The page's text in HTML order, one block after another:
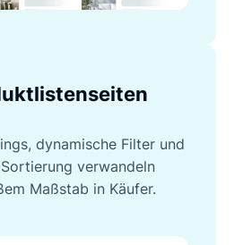
dynamische Filter und
verwandeln
Maßstab in Käufer.